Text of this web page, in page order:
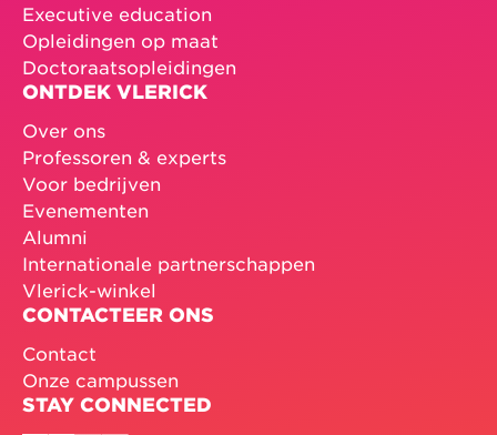
Executive education
Opleidingen op maat
Doctoraatsopleidingen
ONTDEK VLERICK
Over ons
Professoren & experts
Voor bedrijven
Evenementen
Alumni
Internationale partnerschappen
Vlerick-winkel
CONTACTEER ONS
Contact
Onze campussen
STAY CONNECTED